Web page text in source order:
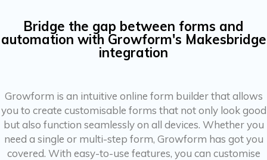
Bridge the gap between forms and
automation with Growform's Makesbridge
integration
Growform is an intuitive online form builder that allows
you to create customisable forms that not only look good
but also function seamlessly on all devices. Whether you
need a single or multi-step form, Growform has got you
covered. With easy-to-use features, you can customise